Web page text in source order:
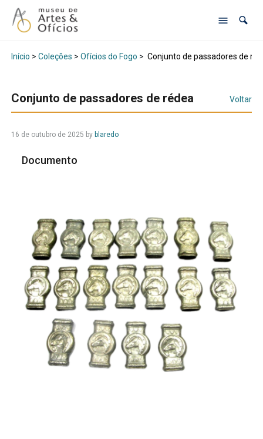
Início > Coleções > Ofícios do Fogo > Conjunto de passadores de
Conjunto de passadores de rédea Voltar
16 de outubro de 2025 by blaredo
Documento